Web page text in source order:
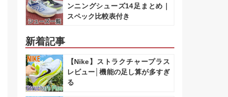
ンニングシューズ14足まとめ｜
スペック比較表付き
新着記事
【Nike】ストラクチャープラス
レビュー│機能の足し算が多すぎ
る